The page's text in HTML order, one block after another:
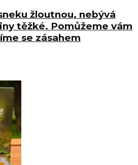
žloutnou, nebývá
těžké. Pomůžeme vám
se zásahem